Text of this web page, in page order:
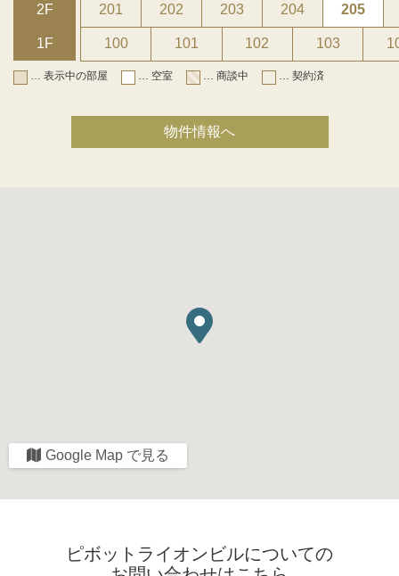
2F 201 202 203 204 205
1F 100 101 102 103
… 表示中の部屋 … 空室 … 商談中 … 契約済
物件情報へ
Google Map で見る
ピボットライオンビルについての